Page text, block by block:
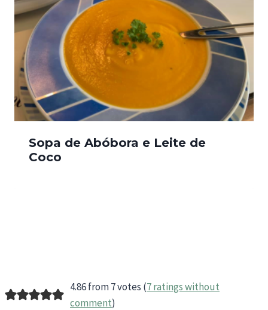
Sopa de Abóbora e Leite de
Coco
4.86 from 7 votes (7 ratings without
comment)